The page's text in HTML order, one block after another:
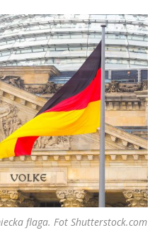
flaga. Fot Shutterstock.com